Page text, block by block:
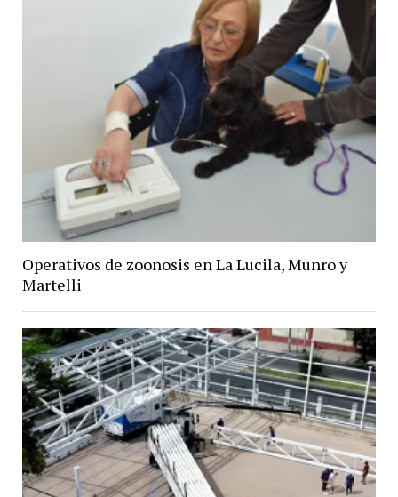
Operativos de zoonosis en La Lucila, Munro y
Martelli